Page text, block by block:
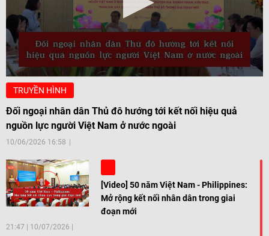
TRUYỀN HÌNH
Đối ngoại nhân dân Thủ đô hướng tới kết nối hiệu quả
nguồn lực người Việt Nam ở nước ngoài
10/06/2026 16:58
[Video] 50 năm Việt Nam - Philippines:
Mở rộng kết nối nhân dân trong giai
đoạn mới
21:47 10/07/2026